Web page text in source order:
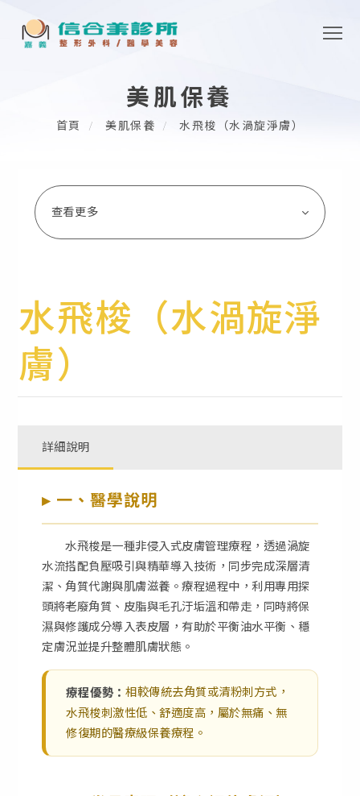
美肌保養
首頁 美肌保養 水飛梭（水渦旋淨膚）
查看更多
水飛梭（水渦旋淨
膚）
詳細說明
▸ 一、醫學說明
水飛梭是一種非侵入式皮膚管理療程，透過渦旋
水流搭配負壓吸引與精華導入技術，同步完成深層清
潔、角質代謝與肌膚滋養。療程過程中，利用專用探
頭將老廢角質、皮脂與毛孔汙垢溫和帶走，同時將保
濕與修護成分導入表皮層，有助於平衡油水平衡、穩
定膚況並提升整體肌膚狀態。
療程優勢：相較傳統去角質或清粉刺方式，
水飛梭刺激性低、舒適度高，屬於無痛、無
修復期的醫療級保養療程。